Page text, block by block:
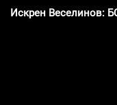
Искрен Веселинов: